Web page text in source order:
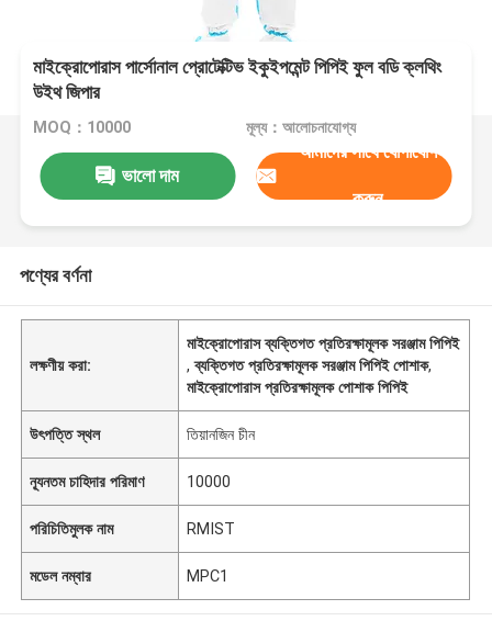
মাইক্রোপোরাস পার্সোনাল প্রোটেক্টিভ ইকুইপমেন্ট পিপিই ফুল বডি ক্লথিং
উইথ জিপার
MOQ：10000 মূল্য：আলোচনাযোগ্য
ভালো দাম
আমাদের সাথে যোগাযোগ
করুন
পণ্যের বর্ণনা
লক্ষণীয় করা:
মাইক্রোপোরাস ব্যক্তিগত প্রতিরক্ষামূলক সরঞ্জাম পিপিই
,ব্যক্তিগত প্রতিরক্ষামূলক সরঞ্জাম পিপিই পোশাক,
মাইক্রোপোরাস প্রতিরক্ষামূলক পোশাক পিপিই
উৎপত্তি স্থল তিয়ানজিন চীন
ন্যূনতম চাহিদার পরিমাণ 10000
পরিচিতিমুলক নাম RMIST
মডেল নম্বার MPC1